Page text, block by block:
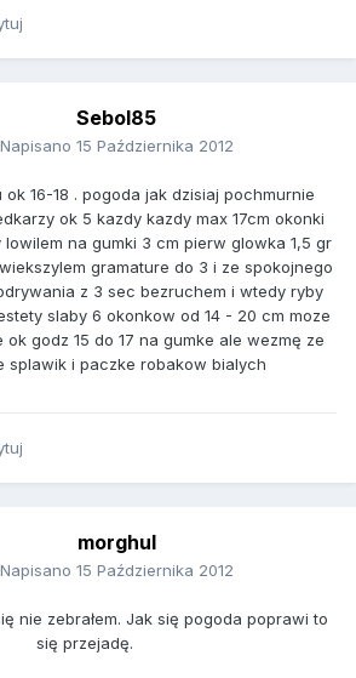
Sebol85
Napisano 15 Października 2012
16-18 . pogoda jak dzisiaj pochmurnie
ok 5 kazdy kazdy max 17cm okonki
na gumki 3 cm pierw glowka 1,5 gr
gramature do 3 i ze spokojnego
z 3 sec bezruchem i wtedy ryby
slaby 6 okonkow od 14 - 20 cm moze
godz 15 do 17 na gumke ale wezmę ze
splawik i paczke robakow bialych
morghul
Napisano 15 Października 2012
nie zebrałem. Jak się pogoda poprawi to
się przejadę.